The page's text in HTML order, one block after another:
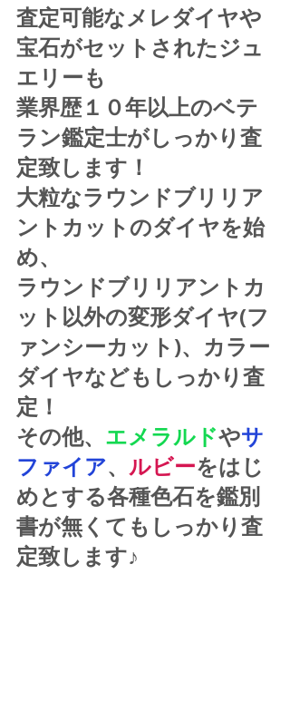
査定可能なメレダイヤや
宝石がセットされたジュ
エリーも
業界歴１０年以上のベテ
ラン鑑定士がしっかり査
定致します！
大粒なラウンドブリリア
ントカットのダイヤを始
め、
ラウンドブリリアントカ
ット以外の変形ダイヤ(フ
ァンシーカット)、カラー
ダイヤなどもしっかり査
定！
その他、 エメラルドやサ
ファイア、 ルビーをはじ
めとする各種色石を鑑別
書が無くてもしっかり査
定致します♪